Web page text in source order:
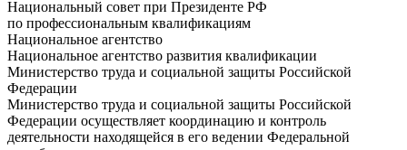
Национальный совет при Президенте РФ
по профессиональным квалификациям
Национальное агентство
Национальное агентство развития квалификации
Министерство труда и социальной защиты Российской
Федерации
Министерство труда и социальной защиты Российской
Федерации осуществляет координацию и контроль
деятельности находящейся в его ведении Федеральной